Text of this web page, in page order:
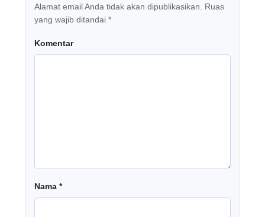
Alamat email Anda tidak akan dipublikasikan.
Ruas
yang wajib ditandai *
Komentar
Nama *